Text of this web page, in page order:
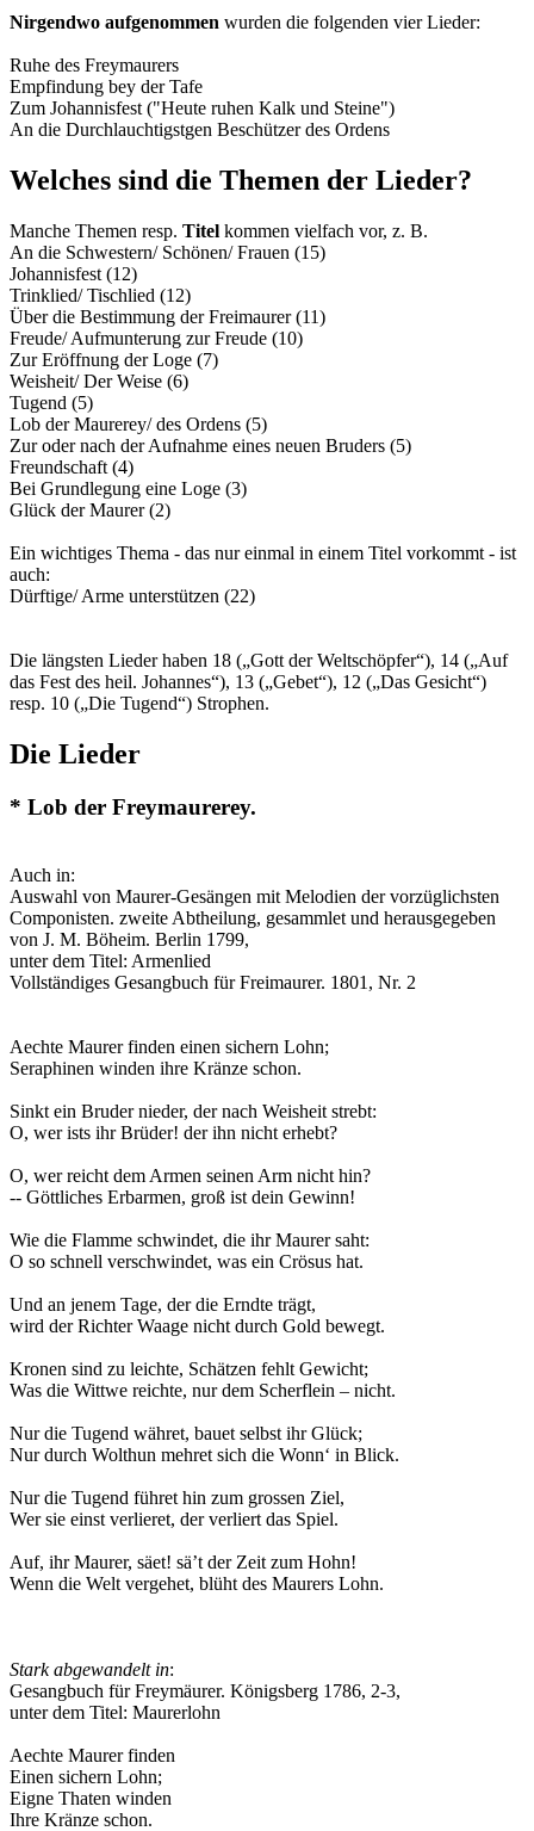
Nirgendwo aufgenommen wurden die folgenden vier Lieder:
Ruhe des Freymaurers
Empfindung bey der Tafe
Zum Johannisfest ("Heute ruhen Kalk und Steine")
An die Durchlauchtigstgen Beschützer des Ordens
Welches sind die Themen der Lieder?
Manche Themen resp. Titel kommen vielfach vor, z. B.
An die Schwestern/ Schönen/ Frauen (15)
Johannisfest (12)
Trinklied/ Tischlied (12)
Über die Bestimmung der Freimaurer (11)
Freude/ Aufmunterung zur Freude (10)
Zur Eröffnung der Loge (7)
Weisheit/ Der Weise (6)
Tugend (5)
Lob der Maurerey/ des Ordens (5)
Zur oder nach der Aufnahme eines neuen Bruders (5)
Freundschaft (4)
Bei Grundlegung eine Loge (3)
Glück der Maurer (2)
Ein wichtiges Thema - das nur einmal in einem Titel vorkommt - ist
auch:
Dürftige/ Arme unterstützen (22)
Die längsten Lieder haben 18 („Gott der Weltschöpfer“), 14 („Auf
das Fest des heil. Johannes“), 13 („Gebet“), 12 („Das Gesicht“)
resp. 10 („Die Tugend“) Strophen.
Die Lieder
* Lob der Freymaurerey.
Auch in:
Auswahl von Maurer-Gesängen mit Melodien der vorzüglichsten
Componisten. zweite Abtheilung, gesammlet und herausgegeben
von J. M. Böheim. Berlin 1799,
unter dem Titel: Armenlied
Vollständiges Gesangbuch für Freimaurer. 1801, Nr. 2
Aechte Maurer finden einen sichern Lohn;
Seraphinen winden ihre Kränze schon.
Sinkt ein Bruder nieder, der nach Weisheit strebt:
O, wer ists ihr Brüder! der ihn nicht erhebt?
O, wer reicht dem Armen seinen Arm nicht hin?
-- Göttliches Erbarmen, groß ist dein Gewinn!
Wie die Flamme schwindet, die ihr Maurer saht:
O so schnell verschwindet, was ein Crösus hat.
Und an jenem Tage, der die Erndte trägt,
wird der Richter Waage nicht durch Gold bewegt.
Kronen sind zu leichte, Schätzen fehlt Gewicht;
Was die Wittwe reichte, nur dem Scherflein – nicht.
Nur die Tugend währet, bauet selbst ihr Glück;
Nur durch Wolthun mehret sich die Wonn‘ in Blick.
Nur die Tugend führet hin zum grossen Ziel,
Wer sie einst verlieret, der verliert das Spiel.
Auf, ihr Maurer, säet! sä’t der Zeit zum Hohn!
Wenn die Welt vergehet, blüht des Maurers Lohn.
Stark abgewandelt in:
Gesangbuch für Freymäurer. Königsberg 1786, 2-3,
unter dem Titel: Maurerlohn
Aechte Maurer finden
Einen sichern Lohn;
Eigne Thaten winden
Ihre Kränze schon.